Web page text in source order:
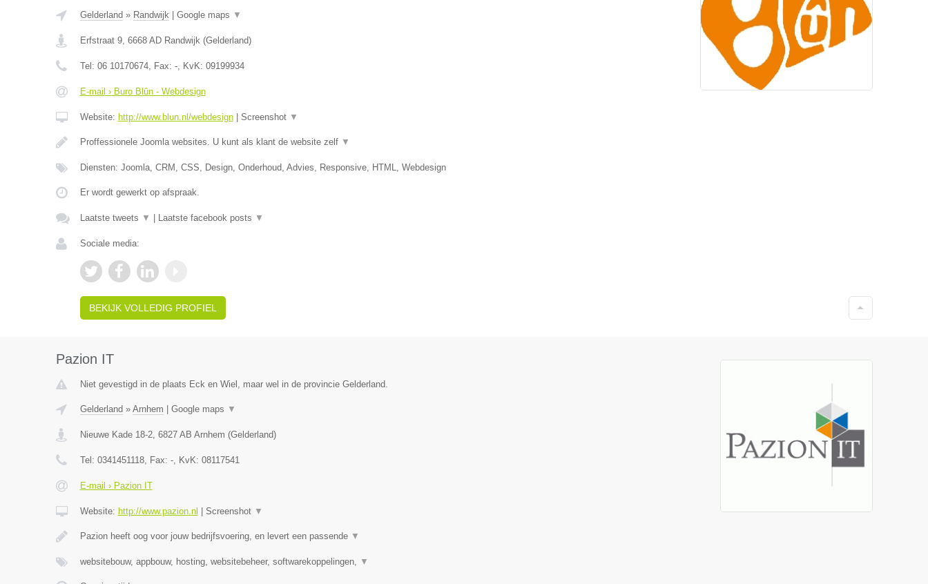
Gelderland » Randwijk| Google maps ▼
Erfstraat 9, 6668 AD Randwijk(Gelderland)
Tel: 06 10170674, Fax: -, KvK: 09199934
E-mail › Buro Blûn - Webdesign
Website: http://www.blun.nl/webdesign| Screenshot ▼
Proffessionele Joomla websites. U kunt als klant de website zelf ▼
Diensten: Joomla, CRM, CSS, Design, Onderhoud, Advies, Responsive, HTML, Webdesign
Er wordt gewerkt op afspraak.
Laatste tweets ▼ Laatste facebook posts ▼
Sociale media:
BEKIJK VOLLEDIG PROFIEL
Pazion IT
Niet gevestigd in de plaats Eck en Wiel, maar wel in de provincie Gelderland.
Gelderland » Arnhem Google maps ▼
Nieuwe Kade 18-2, 6827 AB Arnhem (Gelderland)
Tel: 0341451118, Fax: -, KvK: 08117541
E-mail › Pazion IT
Website: http://www.pazion.nl Screenshot ▼
Pazion heeft oog voor jouw bedrijfsvoering, en levert een passende ▼
websitebouw, appbouw, hosting, websitebeheer, softwarekoppelingen, ▼